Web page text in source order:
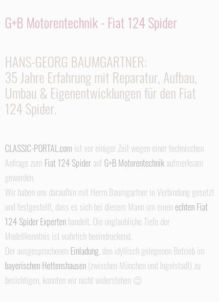
G+B Motorentechnik - Fiat 124 Spider
HANS-GEORG BAUMGARTNER:
35 Jahre Erfahrung mit Reparatur, Aufbau,
Umbau & Eigenentwicklungen für den Fiat
124 Spider.
CLASSIC-PORTAL.com ist vor einiger Zeit wegen einer technischen
Anfrage zum Fiat 124 SpideraufG+B Motorentechnikaufmerksam
geworden.
Wir haben uns daraufhin mit Herrn Baumgartner in Verbindung gesetzt
und festgestellt, dass es sich bei diesem Mann um einen echten Fiat
124 Spider Expertenhandelt. Die unglaubliche Tiefe der
Modellkenntnis ist wahrlich beeindruckend.
Der ausgesprochenen Einladung, den idyllisch gelegenen Betrieb im
bayerischen Hettenshausen (zwischen München und Ingolstadt) zu
besichtigen, konnten wir nicht widerstehen 😉